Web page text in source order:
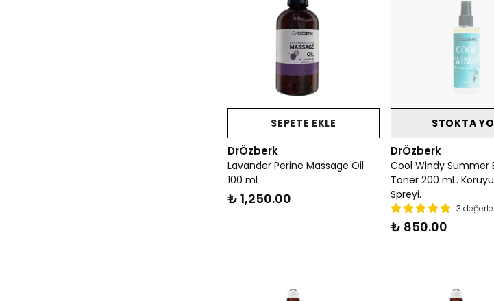
SEPETE EKLE
DrÖzberk
Lavander Perine Massage Oil
100 mL
₺ 1,250.00
STOKTA
DrÖzberk
Cool Windy Summer
Toner 200 mL.
Spreyi.
3
₺ 850.00